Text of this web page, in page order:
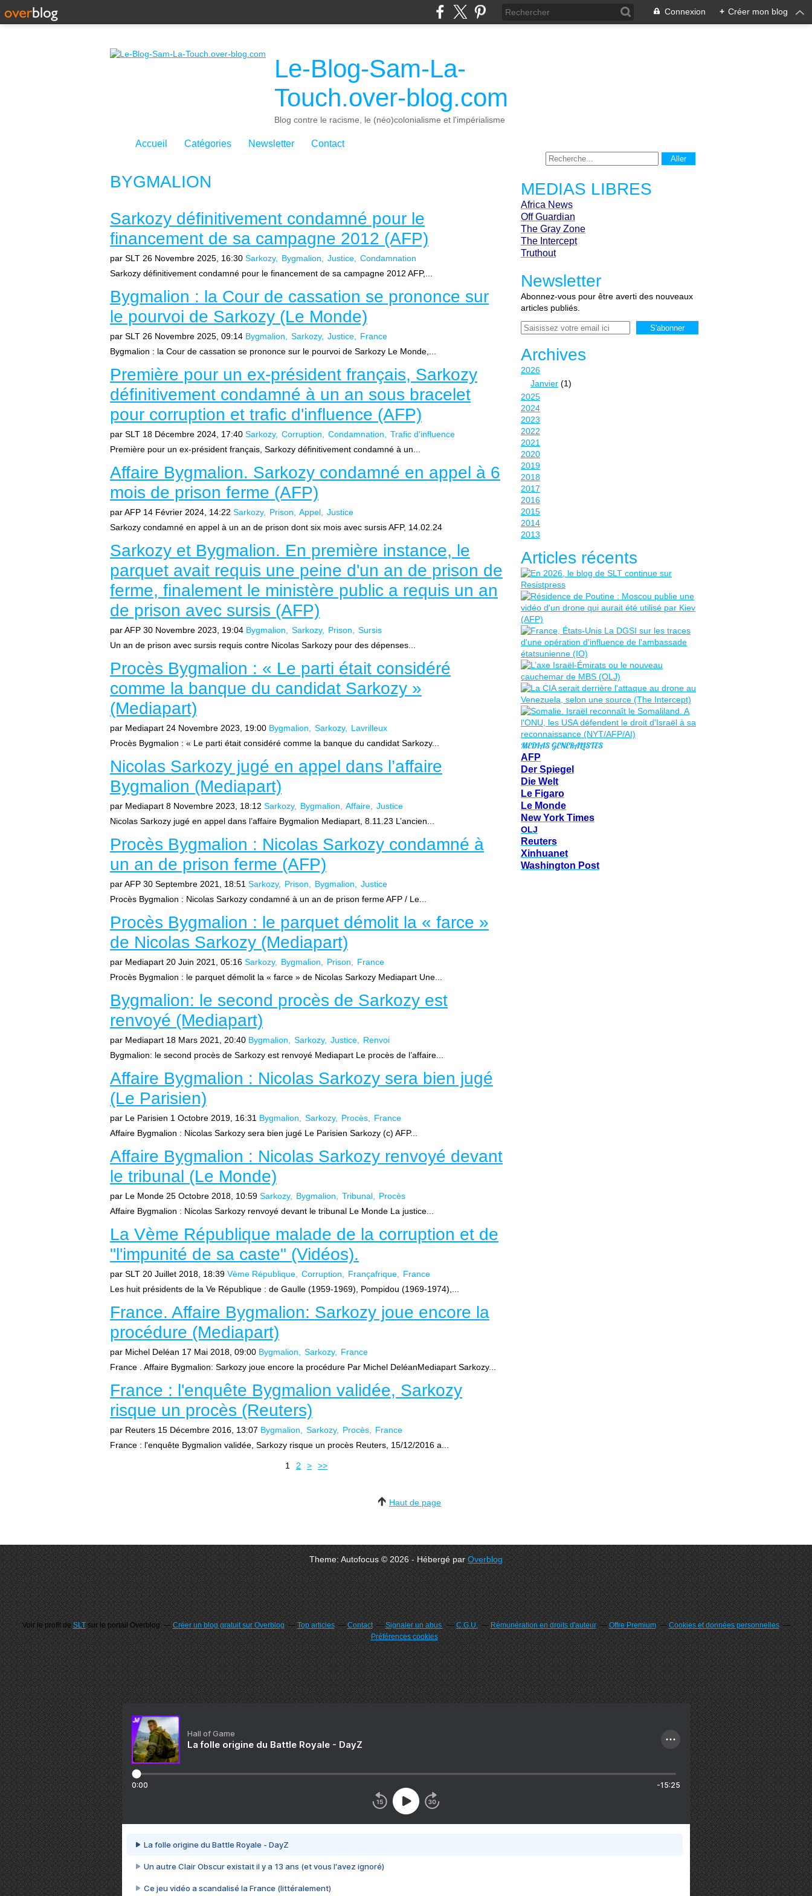
Connexion + Créer mon blog
Le-Blog-Sam-La-
Touch.over-blog.com
Blog contre le racisme, le (néo)colonialisme et l'impérialisme
Accueil Catégories Newsletter Contact
BYGMALION
Sarkozy définitivement condamné pour le
financement de sa campagne 2012 (AFP)
par SLT 26 Novembre 2025, 16:30 Sarkozy Bygmalion Justice
Condamnation
Sarkozy définitivement condamné pour le financement de sa campagne 2012 AFP,...
Bygmalion : la Cour de cassation se prononce sur
le pourvoi de Sarkozy (Le Monde)
par SLT 26 Novembre 2025, 09:14 Bygmalion Sarkozy Justice
France
Bygmalion : la Cour de cassation se prononce sur le pourvoi de Sarkozy Le Monde,...
Première pour un ex-président français, Sarkozy
définitivement condamné à un an sous bracelet
pour corruption et trafic d'influence (AFP)
par SLT 18 Décembre 2024, 17:40 Sarkozy Corruption Condamnation
Trafic d'influence
Première pour un ex-président français, Sarkozy définitivement condamné à un...
Affaire Bygmalion. Sarkozy condamné en appel à 6
mois de prison ferme (AFP)
par AFP 14 Février 2024, 14:22 Sarkozy Prison Appel
Justice
Sarkozy condamné en appel à un an de prison dont six mois avec sursis AFP, 14.02.24
Sarkozy et Bygmalion. En première instance, le
parquet avait requis une peine d'un an de prison de
ferme, finalement le ministère public a requis un an
de prison avec sursis (AFP)
par AFP 30 Novembre 2023, 19:04 Bygmalion Sarkozy Prison
Sursis
Un an de prison avec sursis requis contre Nicolas Sarkozy pour des dépenses...
Procès Bygmalion : « Le parti était considéré
comme la banque du candidat Sarkozy »
(Mediapart)
par Mediapart 24 Novembre 2023, 19:00 Bygmalion Sarkozy
Lavrilleux
Procès Bygmalion : « Le parti était considéré comme la banque du candidat Sarkozy...
Nicolas Sarkozy jugé en appel dans l’affaire
Bygmalion (Mediapart)
par Mediapart 8 Novembre 2023, 18:12 Sarkozy Bygmalion Affaire
Justice
Nicolas Sarkozy jugé en appel dans l’affaire Bygmalion Mediapart, 8.11.23 L’ancien...
Procès Bygmalion : Nicolas Sarkozy condamné à
un an de prison ferme (AFP)
par AFP 30 Septembre 2021, 18:51 Sarkozy Prison Bygmalion
Justice
Procès Bygmalion : Nicolas Sarkozy condamné à un an de prison ferme AFP / Le...
Procès Bygmalion : le parquet démolit la « farce »
de Nicolas Sarkozy (Mediapart)
par Mediapart 20 Juin 2021, 05:16 Sarkozy Bygmalion Prison
France
Procès Bygmalion : le parquet démolit la « farce » de Nicolas Sarkozy Mediapart Une...
Bygmalion: le second procès de Sarkozy est
renvoyé (Mediapart)
par Mediapart 18 Mars 2021, 20:40 Bygmalion Sarkozy Justice
Renvoi
Bygmalion: le second procès de Sarkozy est renvoyé Mediapart Le procès de l’affaire...
Affaire Bygmalion : Nicolas Sarkozy sera bien jugé
(Le Parisien)
par Le Parisien 1 Octobre 2019, 16:31 Bygmalion Sarkozy Procès
France
Affaire Bygmalion : Nicolas Sarkozy sera bien jugé Le Parisien Sarkozy (c) AFP...
Affaire Bygmalion : Nicolas Sarkozy renvoyé devant
le tribunal (Le Monde)
par Le Monde 25 Octobre 2018, 10:59 Sarkozy Bygmalion Tribunal
Procès
Affaire Bygmalion : Nicolas Sarkozy renvoyé devant le tribunal Le Monde La justice...
La Vème République malade de la corruption et de
"l'impunité de sa caste" (Vidéos).
par SLT 20 Juillet 2018, 18:39 Vème République Corruption Françafrique
France
Les huit présidents de la Ve République : de Gaulle (1959-1969), Pompidou (1969-1974),...
France. Affaire Bygmalion: Sarkozy joue encore la
procédure (Mediapart)
par Michel Deléan 17 Mai 2018, 09:00 Bygmalion Sarkozy
France
France . Affaire Bygmalion: Sarkozy joue encore la procédure Par Michel DeléanMediapart Sarkozy...
France : l'enquête Bygmalion validée, Sarkozy
risque un procès (Reuters)
par Reuters 15 Décembre 2016, 13:07 Bygmalion Sarkozy Procès
France
France : l'enquête Bygmalion validée, Sarkozy risque un procès Reuters, 15/12/2016 a...
1 2 > >>
MEDIAS LIBRES
Africa News
Off Guardian
The Gray Zone
The Intercept
Truthout
Newsletter
Abonnez-vous pour être averti des nouveaux
articles publiés.
Email
Archives
2026
Janvier (1)
2025
2024
2023
2022
2021
2020
2019
2018
2017
2016
2015
2014
2013
Articles récents
MEDIAS GENERALISTES
AFP
Der Spiegel
Die Welt
Le Figaro
Le Monde
New York Times
OLJ
Reuters
Xinhuanet
Washington Post
Haut de page
Theme: Autofocus © 2026 - Hébergé parOverblog
Voir le profil deSLTsur le portail Overblog Créer un blog gratuit sur Overblog Top articles Contact Signaler un abus C.G.U. Rémunération en droits d'auteur Offre Premium
Cookies et données personnelles
Préférences cookies
Hall of Game
La folle origine du Battle Royale - DayZ
0:00 -15:25
La folle origine du Battle Royale - DayZ
Un autre Clair Obscur existait il y a 13 ans (et vous l'avez ignoré)
Ce jeu vidéo a scandalisé la France (littéralement)